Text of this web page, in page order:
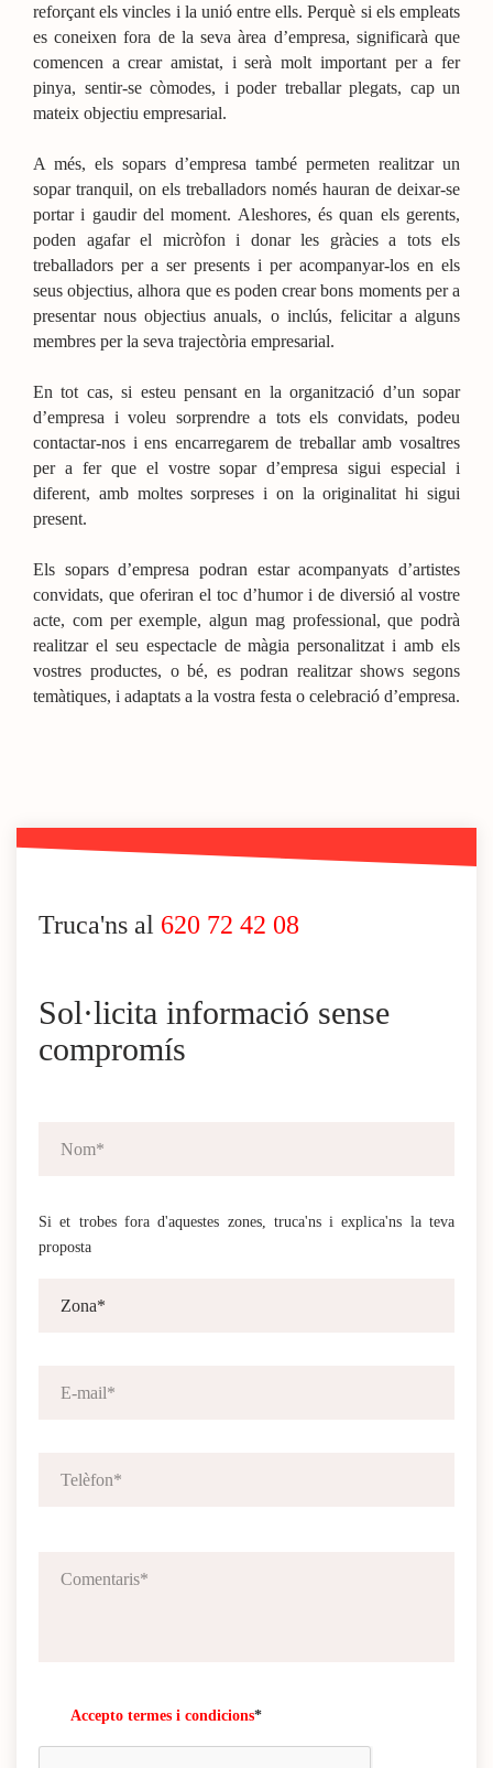
reforçant els vincles i la unió entre ells. Perquè si els empleats
es coneixen fora de la seva àrea d’empresa, significarà que
comencen a crear amistat, i serà molt important per a fer
pinya, sentir-se còmodes, i poder treballar plegats, cap un
mateix objectiu empresarial.
A més, els sopars d’empresa també permeten realitzar un
sopar tranquil, on els treballadors només hauran de deixar-se
portar i gaudir del moment. Aleshores, és quan els gerents,
poden agafar el micròfon i donar les gràcies a tots els
treballadors per a ser presents i per acompanyar-los en els
seus objectius, alhora que es poden crear bons moments per a
presentar nous objectius anuals, o inclús, felicitar a alguns
membres per la seva trajectòria empresarial.
En tot cas, si esteu pensant en la organització d’un sopar
d’empresa i voleu sorprendre a tots els convidats, podeu
contactar-nos i ens encarregarem de treballar amb vosaltres
per a fer que el vostre sopar d’empresa sigui especial i
diferent, amb moltes sorpreses i on la originalitat hi sigui
present.
Els sopars d’empresa podran estar acompanyats d’artistes
convidats, que oferiran el toc d’humor i de diversió al vostre
acte, com per exemple, algun mag professional, que podrà
realitzar el seu espectacle de màgia personalitzat i amb els
vostres productes, o bé, es podran realitzar shows segons
temàtiques, i adaptats a la vostra festa o celebració d’empresa.
Truca'ns al 620 72 42 08
Sol·licita informació sense
compromís
Si et trobes fora d'aquestes zones, truca'ns i explica'ns la teva
proposta
Accepto termes i condicions*